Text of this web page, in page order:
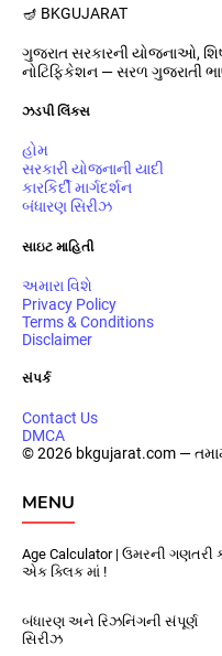
🪔 BKGUJARAT
ગુજરાત સરકારની યોજનાઓ,
નોટિફિકેશન — સરળ ગુજરાતી
ઝડપી લિંક્સ
હોમ
સરકારી યોજનાની યાદી
કારકિર્દી માર્ગદર્શન
બંધારણ સિરીઝ
સાઇટ માહિતી
અમારા વિશે
Privacy Policy
Terms & Conditions
Disclaimer
સંપર્ક
Contact Us
DMCA
© 2026 bkgujarat.com — તમામ
MENU
Age Calculator | ઉમરની ગણતરી
એક ક્લિક માં !
બંધારણ અને રિઝનિંગની સંપૂર્ણ
સિરીઝ